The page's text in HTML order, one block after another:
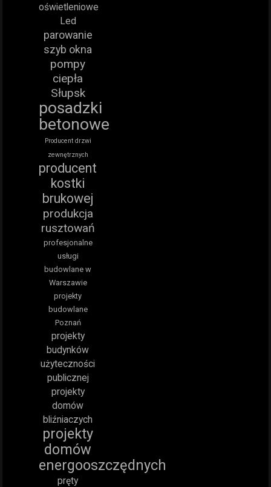
oświetleniowe
Led
parowanie
szyb okna
pompy
ciepła
Słupsk
posadzki
betonowe
Producent drzwi
zewnętrznych
producent
kostki
brukowej
produkcja
rusztowań
profesjonalne
usługi
budowlane w
Warszawie
projekty
budowlane
Poznań
projekty
budynków
użyteczności
publicznej
projekty
domów
bliźniaczych
projekty
domów
energooszczędnych
pręty